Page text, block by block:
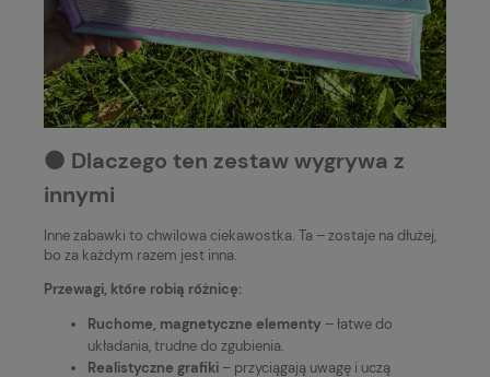
⚫️ Dlaczego ten zestaw wygrywa z
innymi
Inne zabawki to chwilowa ciekawostka. Ta – zostaje na dłużej,
bo za każdym razem jest inna.
Przewagi, które robią różnicę:
Ruchome, magnetyczne elementy – łatwe do
układania, trudne do zgubienia.
Realistyczne grafiki – przyciągają uwagę i uczą